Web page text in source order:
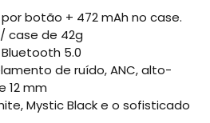
botão + 472 mAh no case.
case de 42g
Bluetooth 5.0
de ruído, ANC, alto-
12 mm
Mystic Black e o sofisticado